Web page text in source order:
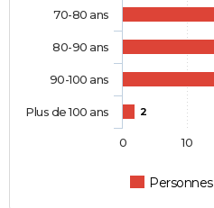
2
70-80 ans
80-90 ans
90-100 ans
Plus de 100 ans
0 10